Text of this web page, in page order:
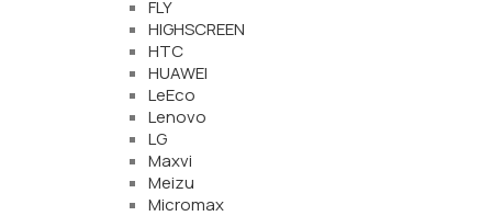
FLY
HIGHSCREEN
HTC
HUAWEI
LeEco
Lenovo
LG
Maxvi
Meizu
Micromax